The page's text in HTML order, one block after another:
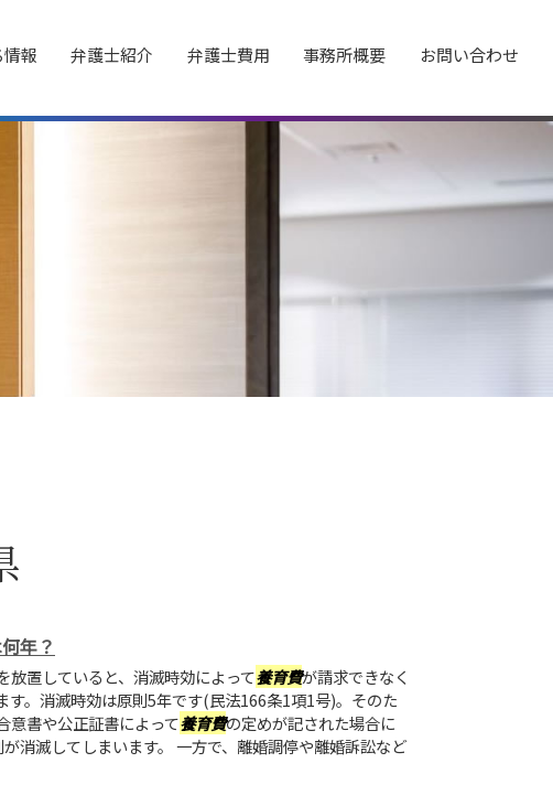
情報 弁護士紹介 弁護士費用 事務所概要 お問い合わせ
年？
放置していると、消滅時効によって養育費が請求できなく
す。消滅時効は原則5年です(民法166条1項1号)。そのた
意書や公正証書によって養育費の定めが記された場合に
消滅してしまいます。 一方で、離婚調停や離婚訴訟など